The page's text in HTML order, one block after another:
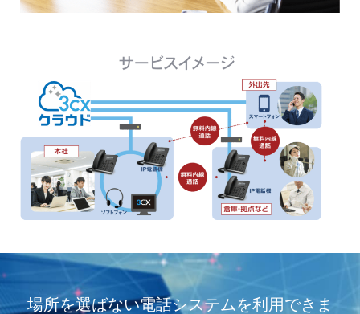
場所を選ばない電話システムを利用できま